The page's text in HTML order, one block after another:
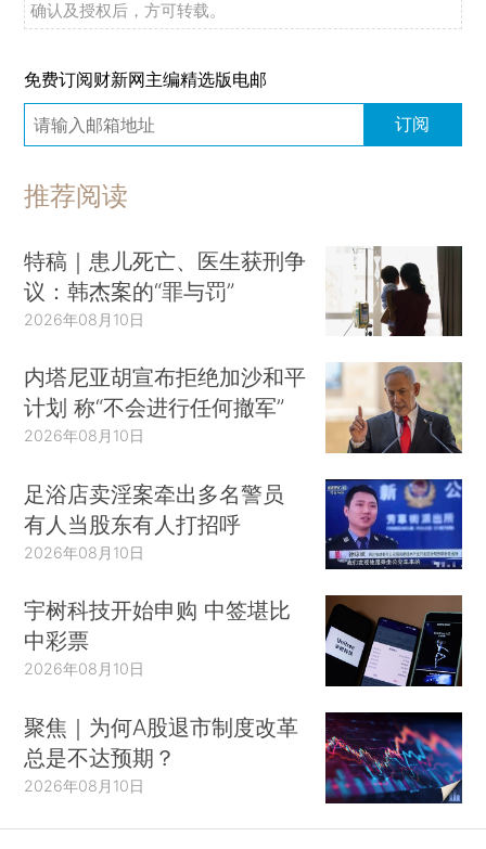
确认及授权后，方可转载。
免费订阅财新网主编精选版电邮
订阅
推荐阅读
特稿｜患儿死亡、医生获刑争
议：韩杰案的“罪与罚”
2026年08月10日
内塔尼亚胡宣布拒绝加沙和平
计划 称“不会进行任何撤军”
2026年08月10日
足浴店卖淫案牵出多名警员
有人当股东有人打招呼
2026年08月10日
宇树科技开始申购 中签堪比
中彩票
2026年08月10日
聚焦｜为何A股退市制度改革
总是不达预期？
2026年08月10日